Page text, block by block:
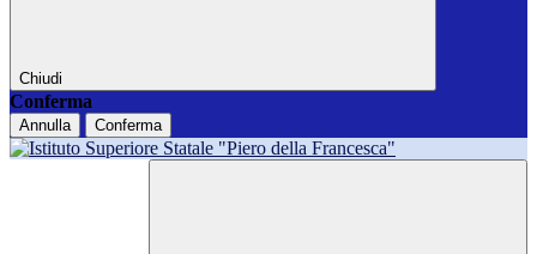
Chiudi
Conferma
Annulla Conferma